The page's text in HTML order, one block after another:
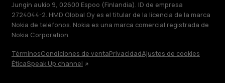
Jungin aukio 9, 02600 Espoo (Finlandia). ID de empresa
2724044-2. HMD Global Oy es el titular de la licencia de la marca
Nokia de teléfonos. Nokia es una marca comercial registrada de
Nokia Corporation.
TérminosCondiciones de ventaPrivacidadAjustes de cookies
ÉticaSpeak Up channel